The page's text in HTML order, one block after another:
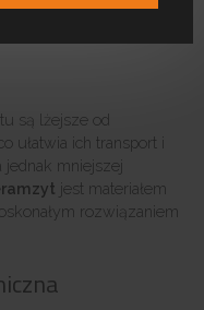
są lżejsze od
ułatwia ich transport i
jednak mniejszej
jest materiałem
rozwiązaniem